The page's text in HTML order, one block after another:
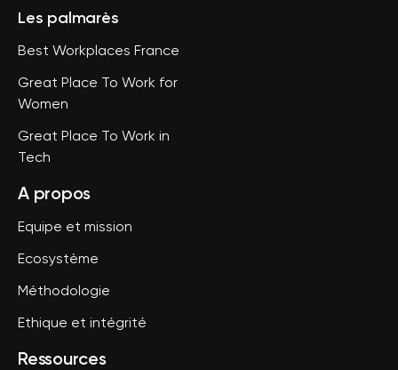
Les palmarès
Best Workplaces France
Great Place To Work for
Women
Great Place To Work in
Tech
A propos
Equipe et mission
Ecosystème
Méthodologie
Ethique et intégrité
Ressources